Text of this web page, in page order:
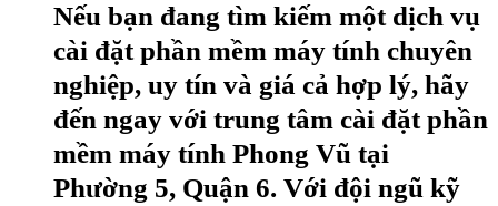
Nếu bạn đang tìm kiếm một dịch vụ
cài đặt phần mềm máy tính chuyên
nghiệp, uy tín và giá cả hợp lý, hãy
đến ngay với trung tâm cài đặt phần
mềm máy tính Phong Vũ tại
Phường 5, Quận 6. Với đội ngũ kỹ